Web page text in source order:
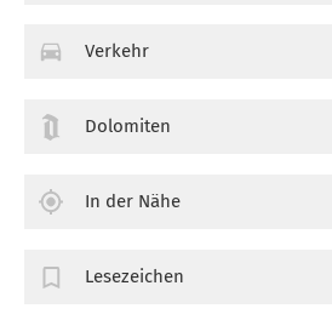
Verkehr
Dolomiten
In der Nähe
Lesezeichen